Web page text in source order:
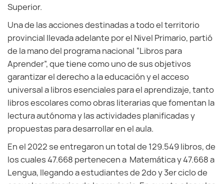
Superior.
Una de las acciones destinadas a todo el territorio
provincial llevada adelante por el Nivel Primario, partió
de la mano del programa nacional “Libros para
Aprender”, que tiene como uno de sus objetivos
garantizar el derecho a la educación y el acceso
universal a libros esenciales para el aprendizaje, tanto
libros escolares como obras literarias que fomentan la
lectura autónoma y las actividades planificadas y
propuestas para desarrollar en el aula.
En el 2022 se entregaron un total de 129.549 libros, de
los cuales 47.668 pertenecen a Matemática y 47.668 a
Lengua, llegando a estudiantes de 2do y 3er ciclo de